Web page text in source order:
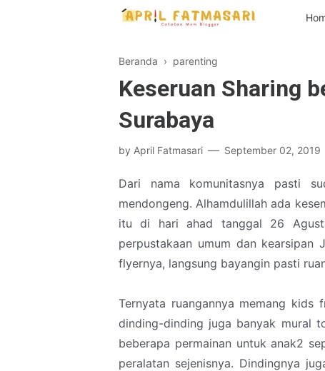
Beranda › parenting
Keseruan Sharing
Surabaya
by April Fatmasari September 02, 2019
Dari nama komunitasnya pasti
mendongeng. Alhamdulillah ada
itu di hari ahad tanggal 26
perpustakaan umum dan
flyernya, langsung bayangin pasti
Ternyata ruangannya memang kids
dinding-dinding juga banyak mural
beberapa permainan untuk anak2
peralatan sejenisnya. Dindingnya